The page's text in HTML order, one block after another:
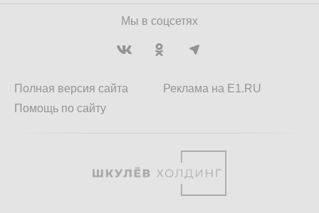
Мы в соцсетях
Полная версия сайта
Помощь по сайту
Реклама на E1.RU